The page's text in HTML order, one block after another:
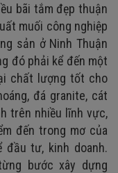
bãi tắm đẹp thuận
muối công nghiệp
sản ở Ninh Thuận
đó phải kể đến một
chất lượng tốt cho
đá granite, cát
trên nhiều lĩnh vực,
đến trong mơ của
đầu tư, kinh doanh.
bước xây dựng